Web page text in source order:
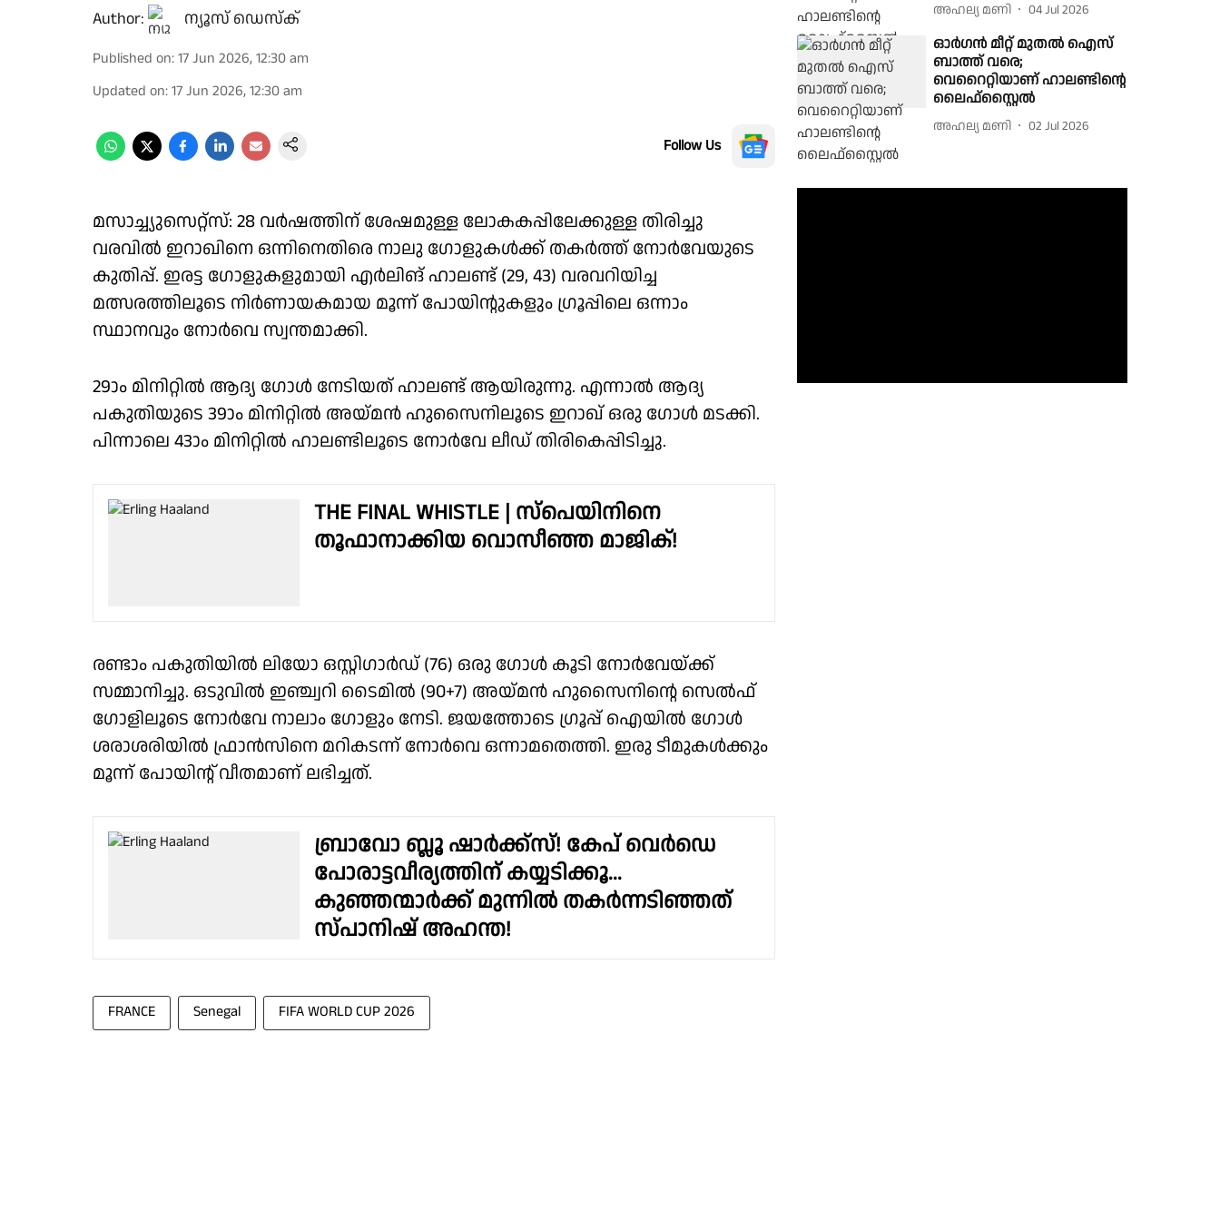
Author: ന്യൂസ് ഡെസ്ക്
Published on:17 Jun 2026, 12:30 am
Updated on:17 Jun 2026, 12:30 am
Follow Us
മസാച്ച്യുസെറ്റ്സ്: 28 വർഷത്തിന് ശേഷമുള്ള ലോകകപ്പിലേക്കുള്ള തിരിച്ചു
വരവിൽ ഇറാഖിനെ ഒന്നിനെതിരെ നാലു ഗോളുകൾക്ക് തകർത്ത് നോർവേയുടെ
കുതിപ്പ്. ഇരട്ട ഗോളുകളുമായി എർലിങ് ഹാലണ്ട് (29, 43) വരവറിയിച്ച
മത്സരത്തിലൂടെ നിർണായകമായ മൂന്ന് പോയിൻ്റുകളും ഗ്രൂപ്പിലെ ഒന്നാം
സ്ഥാനവും നോർവെ സ്വന്തമാക്കി.
29ാം മിനിറ്റിൽ ആദ്യ ഗോൾ നേടിയത് ഹാലണ്ട് ആയിരുന്നു. എന്നാൽ ആദ്യ
പകുതിയുടെ 39ാം മിനിറ്റിൽ അയ്മൻ ഹുസൈനിലൂടെ ഇറാഖ് ഒരു ഗോൾ മടക്കി.
പിന്നാലെ 43ാം മിനിറ്റിൽ ഹാലണ്ടിലൂടെ നോർവേ ലീഡ് തിരികെപ്പിടിച്ചു.
THE FINAL WHISTLE | സ്പെയിനിനെ
തൂഫാനാക്കിയ വൊസീഞ്ഞ മാജിക്!
രണ്ടാം പകുതിയിൽ ലിയോ ഒസ്റ്റിഗാർഡ് (76) ഒരു ഗോൾ കൂടി നോർവേയ്ക്ക്
സമ്മാനിച്ചു. ഒടുവിൽ ഇഞ്ച്വറി ടൈമിൽ (90+7) അയ്മൻ ഹുസൈനിൻ്റെ സെൽഫ്
ഗോളിലൂടെ നോർവേ നാലാം ഗോളും നേടി. ജയത്തോടെ ഗ്രൂപ്പ് ഐയിൽ ഗോൾ
ശരാശരിയിൽ ഫ്രാൻസിനെ മറികടന്ന് നോർവെ ഒന്നാമതെത്തി. ഇരു ടീമുകൾക്കും
മൂന്ന് പോയിൻ്റ് വീതമാണ് ലഭിച്ചത്.
ബ്രാവോ ബ്ലൂ ഷാർക്ക്‌സ്! കേപ് വെർഡെ
പോരാട്ടവീര്യത്തിന് കയ്യടിക്കൂ...
കുഞ്ഞന്മാർക്ക് മുന്നിൽ തകർന്നടിഞ്ഞത്
സ്പാനിഷ് അഹന്ത!
FRANCE Senegal FIFA WORLD CUP 2026
അഹല്യ മണി 04 Jul 2026
ഓർഗൻ മീറ്റ് മുതൽ ഐസ്
ബാത്ത് വരെ;
വെറൈറ്റിയാണ് ഹാലണ്ടിൻ്റെ
ലൈഫ്‌സ്റ്റൈൽ
അഹല്യ മണി 02 Jul 2026